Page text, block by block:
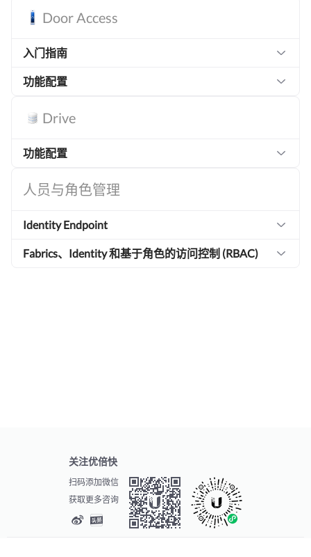
Door Access
入门指南
功能配置
Drive
功能配置
人员与角色管理
Identity Endpoint
Fabrics、Identity 和基于角色的访问控制 (RBAC)
关注优倍快
扫码添加微信
获取更多咨询